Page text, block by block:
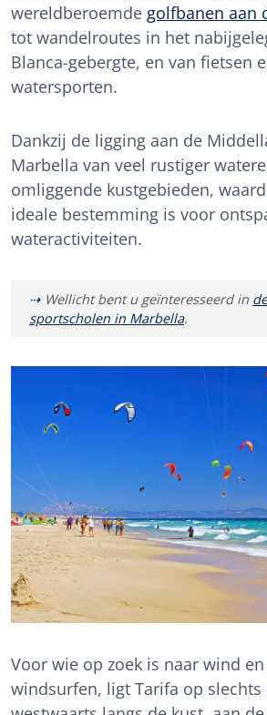
wereldberoemde golfbanen aan
tot wandelroutes in het
Blanca-gebergte, en van fietsen
watersporten.
Dankzij de ligging aan de
Marbella van veel rustiger
omliggende kustgebieden,
ideale bestemming is voor
wateractiviteiten.
Wellicht bent u geïnteresseerd in
sportscholen in Marbella.
Voor wie op zoek is naar wind
windsurfen, ligt Tarifa op